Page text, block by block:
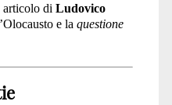
articolo di Ludovico
e la questione